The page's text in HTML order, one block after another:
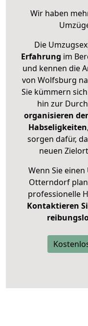
Wir haben
Die
Erfahrung im
und kennen die
von Wolfsburg
Sie kümmern
hin zur
organisieren
Habseligkeiten
sorgen dafür,
neuen
Wenn Sie
Otterndorf
professionelle
Kontaktieren